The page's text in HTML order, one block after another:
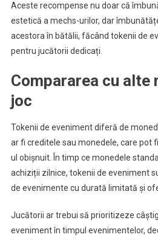
Aceste recompense nu doar că
estetică a mechs-urilor, dar
acestora în bătălii, făcând tokenii de
pentru jucătorii dedicați.
Compararea cu alte
joc
Tokenii de eveniment diferă de
ar fi creditele sau monedele, care pot
ul obișnuit. În timp ce monedele
achiziții zilnice, tokenii de eveniment
de evenimente cu durată limitată și
Jucătorii ar trebui să prioritizeze
eveniment în timpul evenimentelor,